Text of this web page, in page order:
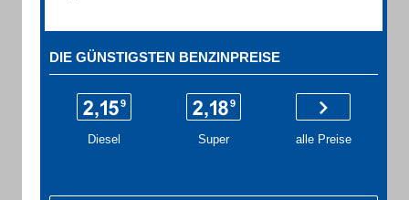
DIE GÜNSTIGSTEN BENZINPREISE
Diesel Super alle Preise